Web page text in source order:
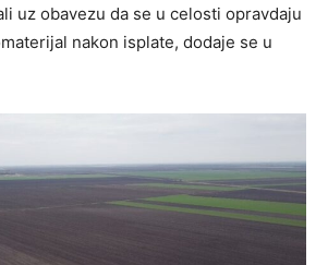
uz obavezu da se u celosti opravdaju
nakon isplate, dodaje se u